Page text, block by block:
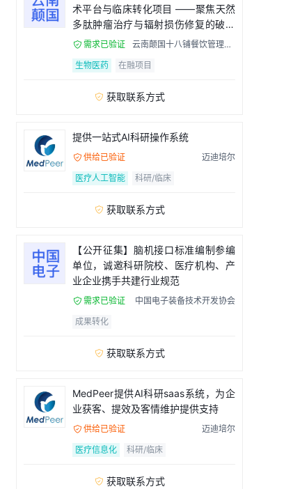
术平台与临床转化项目 ——聚焦天然
多肽肿瘤治疗与辐射损伤修复的破局
者
 需求已验证
云南颠国十八铺餐饮管理有
生物医药
在融项目
 获取联系方式
提供一站式AI科研操作系统
 供给已验证
迈迪培尔
医疗人工智能
科研/临床
 获取联系方式
【公开征集】脑机接口标准编制参编
单位，诚邀科研院校、医疗机构、产
业企业携手共建行业规范
 需求已验证
中国电子装备技术开发协会
成果转化
 获取联系方式
MedPeer提供AI科研saas系统，为企
业获客、提效及客情维护提供支持
 供给已验证
迈迪培尔
医疗信息化
科研/临床
 获取联系方式